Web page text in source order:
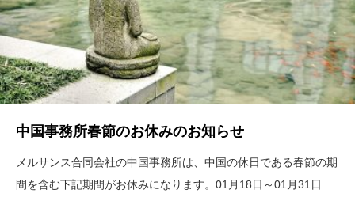
中国事務所春節のお休みのお知らせ
メルサンス合同会社の中国事務所は、中国の休日である春節の期
間を含む下記期間がお休みになります。01月18日～01月31日